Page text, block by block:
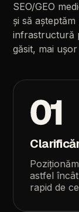
SEO/GEO
și să așteptăm
infrastructură
găsit, mai ușor
01
Poziționăm
astfel încât
rapid de ce